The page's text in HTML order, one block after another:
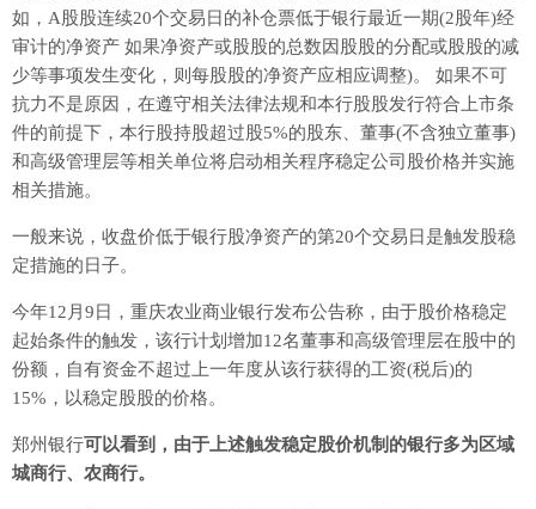
如，A股股连续20个交易日的补仓票低于银行最近一期(2股年)经
审计的净资产 如果净资产或股股的总数因股股的分配或股股的减
少等事项发生变化，则每股股的净资产应相应调整)。 如果不可
抗力不是原因，在遵守相关法律法规和本行股股发行符合上市条
件的前提下，本行股持股超过股5%的股东、董事(不含独立董事)
和高级管理层等相关单位将启动相关程序稳定公司股价格并实施
相关措施。
一般来说，收盘价低于银行股净资产的第20个交易日是触发股稳
定措施的日子。
今年12月9日，重庆农业商业银行发布公告称，由于股价格稳定
起始条件的触发，该行计划增加12名董事和高级管理层在股中的
份额，自有资金不超过上一年度从该行获得的工资(税后)的
15%，以稳定股股的价格。
郑州银行可以看到，由于上述触发稳定股价机制的银行多为区域
城商行、农商行。